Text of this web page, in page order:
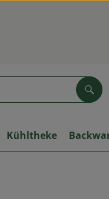
Kühltheke